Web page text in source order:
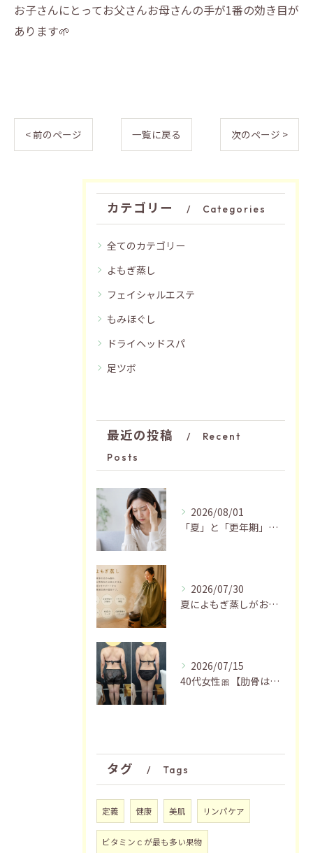
お子さんにとってお父さんお母さんの手が1番の効き目が
あります🌱
< 前のページ 一覧に戻る 次のページ >
カテゴリー Categories
全てのカテゴリー
よもぎ蒸し
フェイシャルエステ
もみほぐし
ドライヘッドスパ
足ツボ
最近の投稿
Recent
Posts
2026/08/01
「夏」と「更年期」の関係…おすすめの過ごし方🍃
2026/07/30
夏によもぎ蒸しがおすすめの理由✨
2026/07/15
40代女性🎀【肋骨はがし＋お腹瘦せマッサージ90分】
タグ Tags
定義 健康 美肌 リンパケア
ビタミンｃが最も多い果物